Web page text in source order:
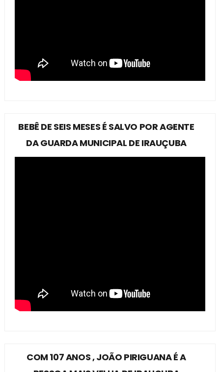
BEBÊ DE SEIS MESES É SALVO POR AGENTE
DA GUARDA MUNICIPAL DE IRAUÇUBA
COM 107 ANOS , JOÃO PIRIGUANA É A